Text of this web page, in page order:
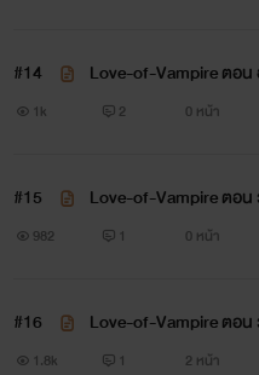
#14
Love-of-Vampire ตอน ออกเดินทางก
ลับปราสาท
1k 2 0 หน้า
#15
Love-of-Vampire ตอน วางเเผนการร
982 1 0 หน้า
#16
Love-of-Vampire ตอน วางเเผนการร
บ1
1.8k 1 2 หน้า